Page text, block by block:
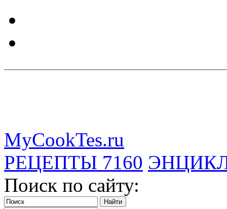
MyCookTes.ru
РЕЦЕПТЫ 7160
Поиск по сайту: